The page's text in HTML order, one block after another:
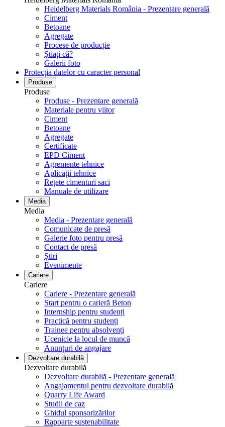
Heidelberg Materials România - Prezentare generală
Ciment
Betoane
Agregate
Procese de producție
Știați că?
Galerii foto
Protecția datelor cu caracter personal
Produse
Produse
Produse - Prezentare generală
Materiale pentru viitor
Ciment
Betoane
Agregate
Certificate
EPD Ciment
Agremente tehnice
Aplicații tehnice
Rețete cimenturi saci
Manuale de utilizare
Media
Media
Media - Prezentare generală
Comunicate de presă
Galerie foto pentru ​​​​​​​presă
Contact de presă
Știri
Evenimente
Cariere
Cariere
Cariere - Prezentare generală
Start pentru o carieră Beton
Internship pentru studenți
Practică pentru studenți
Trainee pentru absolvenți
Ucenicie la locul de muncă
Anunțuri de angajare
Dezvoltare durabilă
Dezvoltare durabilă
Dezvoltare durabilă - Prezentare generală
Angajamentul pentru dezvoltare durabilă
Quarry Life Award
Studii de caz
Ghidul sponsorizărilor
Rapoarte sustenabilitate